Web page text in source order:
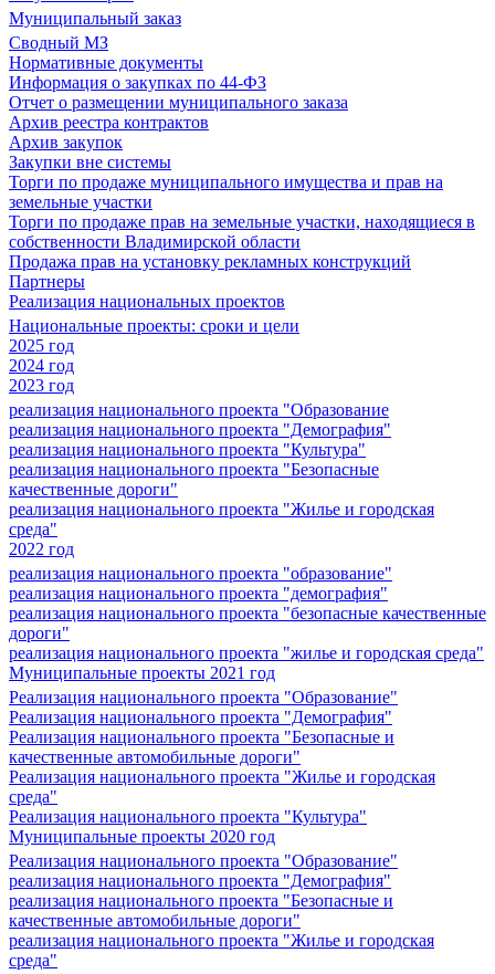
Муниципальный заказ
Сводный МЗ
Нормативные документы
Информация о закупках по 44-ФЗ
Отчет о размещении муниципального заказа
Архив реестра контрактов
Архив закупок
Закупки вне системы
Торги по продаже муниципального имущества и прав на
земельные участки
Торги по продаже прав на земельные участки, находящиеся в
собственности Владимирской области
Продажа прав на установку рекламных конструкций
Партнеры
Реализация национальных проектов
Национальные проекты: сроки и цели
2025 год
2024 год
2023 год
реализация национального проекта "Образование
реализация национального проекта "Демография"
реализация национального проекта "Культура"
реализация национального проекта "Безопасные
качественные дороги"
реализация национального проекта "Жилье и городская
среда"
2022 год
реализация национального проекта "образование"
реализация национального проекта "демография"
реализация национального проекта "безопасные качественные
дороги"
реализация национального проекта "жилье и городская среда"
Муниципальные проекты 2021 год
Реализация национального проекта "Образование"
Реализация национального проекта "Демография"
Реализация национального проекта "Безопасные и
качественные автомобильные дороги"
Реализация национального проекта "Жилье и городская
среда"
Реализация национального проекта "Культура"
Муниципальные проекты 2020 год
Реализация национального проекта "Образование"
реализация национального проекта "Демография"
реализация национального проекта "Безопасные и
качественные автомобильные дороги"
реализация национального проекта "Жилье и городская
среда"